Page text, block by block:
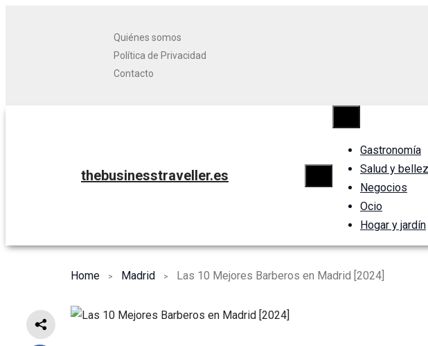
Quiénes somos
Política de Privacidad
Contacto
thebusinesstraveller.es
Gastronomía
Salud y
Negocios
Ocio
Hogar y jardín
Home Madrid Las 10 Mejores Barberos en Madrid [2024]